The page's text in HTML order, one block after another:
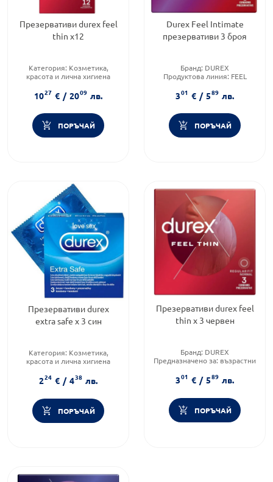
Презервативи durex feel
thin x12
Категория: Козметика,
красота и лична хигиена
Приложение:дермално
1027 € / 2009 лв.
ПОРЪЧАЙ
Durex Feel Intimate
презервативи 3 броя
Бранд: DUREX
Продуктова линия: FEEL
Форма на продукта:
презервативи
301 € / 589 лв.
ПОРЪЧАЙ
Презервативи durex
extra safe х 3 син
Категория: Козметика,
красота и лична хигиена
Продуктова линия:EXTRA
SAFE
224 € / 438 лв.
ПОРЪЧАЙ
Презервативи durex feel
thin х 3 червен
Бранд: DUREX
Предназначено за: възрастни
301 € / 589 лв.
ПОРЪЧАЙ